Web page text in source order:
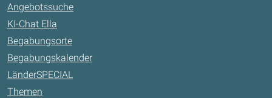
Angebotssuche
KI-Chat Ella
Begabungsorte
Begabungskalender
LänderSPECIAL
Themen